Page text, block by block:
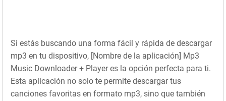
Si estás buscando una forma fácil y rápida de descargar
mp3 en tu dispositivo, [Nombre de la aplicación] Mp3
Music Downloader + Player es la opción perfecta para ti.
Esta aplicación no solo te permite descargar tus
canciones favoritas en formato mp3, sino que también